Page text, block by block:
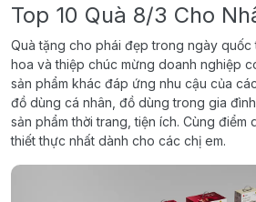
Top 10 Quà 8/3 Cho
Quà tặng cho phái đẹp trong ngày
hoa và thiệp chúc mừng doanh nghiệp
sản phẩm khác đáp ứng nhu cậu của
đồ dùng cá nhân, đồ dùng trong gia
sản phẩm thời trang, tiện ích. Cùng điểm
thiết thực nhất dành cho các chị em.